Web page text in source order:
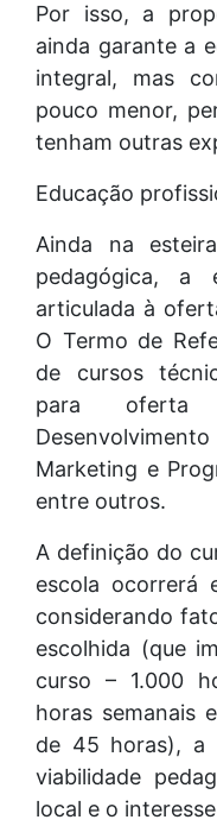
Por isso, a
ainda garante a
integral, mas
pouco menor,
tenham outras
Educação
Ainda na
pedagógica, a
articulada à
O Termo de
de cursos
para oferta
Marketing e
entre outros.
A definição do
escola ocorrerá
considerando
escolhida (que
curso – 1.000
horas semanais
de 45 horas), a
viabilidade
local e o